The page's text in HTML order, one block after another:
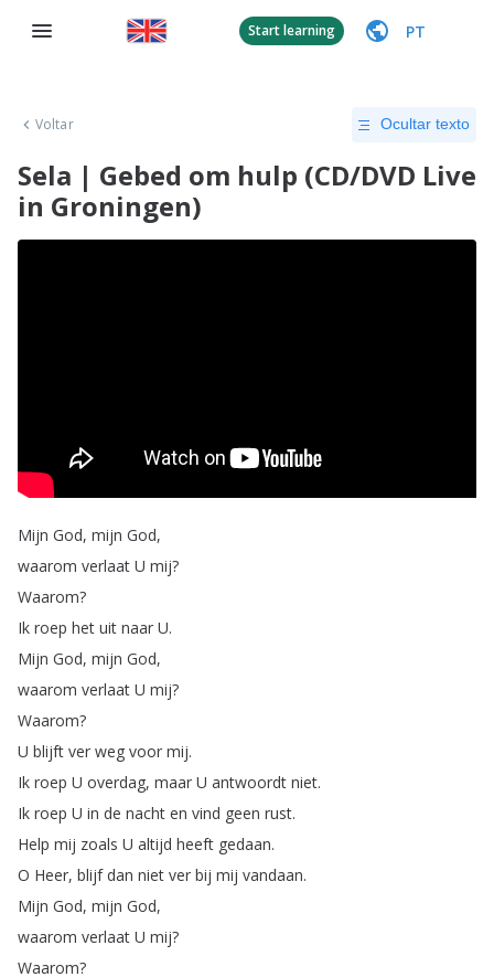
Start learning PT
Voltar Ocultar texto
Sela | Gebed om hulp (CD/DVD Live
in Groningen)
Mijn God, mijn God,
waarom verlaat U mij?
Waarom?
Ik roep het uit naar U.
Mijn God, mijn God,
waarom verlaat U mij?
Waarom?
U blijft ver weg voor mij.
Ik roep U overdag, maar U antwoordt niet.
Ik roep U in de nacht en vind geen rust.
Help mij zoals U altijd heeft gedaan.
O Heer, blijf dan niet ver bij mij vandaan.
Mijn God, mijn God,
waarom verlaat U mij?
Waarom?